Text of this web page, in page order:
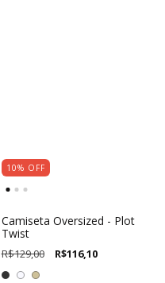
10% OFF
Camiseta Oversized - Plot
Twist
R$129,00 R$116,10